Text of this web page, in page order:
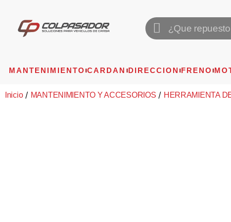
MANTENIMIENTO CARDAN DIRECCION FRENO
Inicio/ MANTENIMIENTO Y ACCESORIOS / HERRAMIENTA